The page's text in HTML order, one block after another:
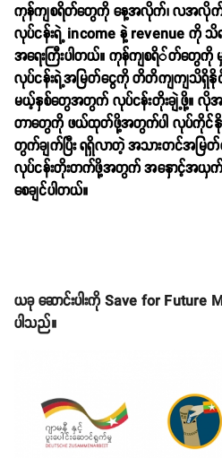
ကုန်ကျစရိတ်တွေကို နေ့အလိုက်၊ လအလိုက်၊
လုပ်ငန်းရဲ့ income နဲ့ revenue ကို သိ
အရေးကြီးပါတယ်။ ကုန်ကျစရိ်တ်တွေကို
လုပ်ငန်းရဲ့အမြတ်ငွေကို တိတိကျကျသိရှိနိုင်
မယ့်နှစ်တွေအတွက် လုပ်ငန်းတိုးချဲ့ဖို့။ လို
တာတွေကို ဖယ်ထုတ်ဖို့အတွက်ပါ လုပ်ကိုင်နိုင်မှ
တွက်ချက်ပြီး ရရှိလာတဲ့ အသားတင်အမြတ်ငွ
လုပ်ငန်းတိုးတက်ဖို့အတွက် အနှောင့်အယှ
စေချင်ပါတယ်။
ယခု ဆောင်းပါးကို Save for Future
ပါသည်။